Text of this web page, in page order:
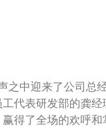
之中迎来了公司总
代表研发部的龚
得了全场的欢呼